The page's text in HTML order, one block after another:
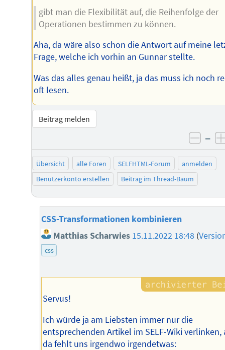
gibt man die Flexibilität auf, die Reihenfolge der
Operationen bestimmen zu können.
Aha, da wäre also schon die Antwort auf meine
Frage, welche ich vorhin an Gunnar stellte.
Was das alles genau heißt, ja das muss ich noch
oft lesen.
Beitrag melden
–
Übersicht alle Foren SELFHTML-Forum
anmelden
Benutzerkonto erstellen
Beitrag im Thread-Baum
CSS-Transformationen kombinieren
Matthias Scharwies 15.11.2022 18:48 (
css
Servus!
Ich würde ja am Liebsten immer nur die
entsprechenden Artikel im SELF-Wiki verlinken,
da fehlt uns irgendwo irgendetwas: